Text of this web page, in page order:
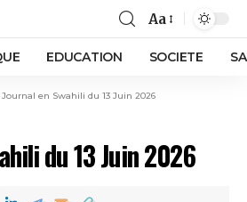
Aa
EDUCATION SOCIETE
Journal en Swahili du 13 Juin 2026
du 13 Juin 2026